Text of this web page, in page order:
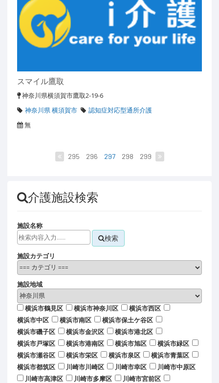
スマイル鷹取
神奈川県横須賀市鷹取2-19-6
神奈川県 横須賀市
認知症対応型通所介護
無
295 296 297 298 299
介護施設検索
施設名称
検索
施設カテゴリ
施設地域
横浜市鶴見区 横浜市神奈川区
横浜市西区
横浜市中区
横浜市南区
横浜市保土ケ谷区
横浜市磯子区
横浜市金沢区
横浜市港北区
横浜市戸塚区
横浜市港南区 横浜市旭区
横浜市緑区
横浜市瀬谷区
横浜市栄区 横浜市泉区
横浜市青葉区
横浜市都筑区
川崎市川崎区 川崎市幸区
川崎市中原区
川崎市高津区
川崎市多摩区
川崎市宮前区